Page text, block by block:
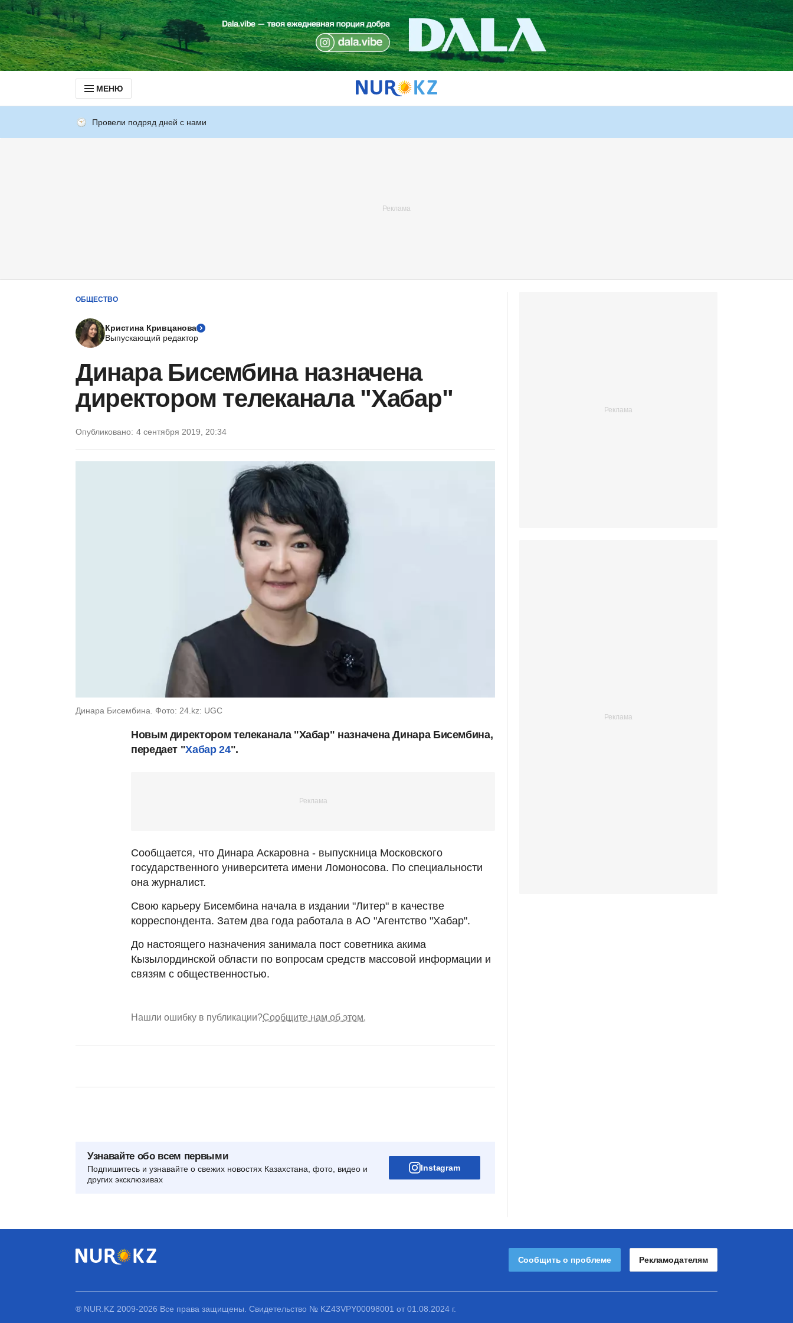
МЕНЮ
Провели подряд дней с нами
ОБЩЕСТВО
Кристина Кривцанова
Выпускающий редактор
Динара Бисембина назначена
директором телеканала "Хабар"
Опубликовано: 4 сентября 2019, 20:34
Динара Бисембина. Фото: 24.kz: UGC
Новым директором телеканала "Хабар" назначена Динара Бисембина,
передает "Хабар 24".
Сообщается, что Динара Аскаровна - выпускница Московского
государственного университета имени Ломоносова. По специальности
она журналист.
Свою карьеру Бисембина начала в издании "Литер" в качестве
корреспондента. Затем два года работала в АО "Агентство "Хабар".
До настоящего назначения занимала пост советника акима
Кызылординской области по вопросам средств массовой информации и
связям с общественностью.
Нашли ошибку в публикации?Сообщите нам об этом.
Узнавайте обо всем первыми
Подпишитесь и узнавайте о свежих новостях Казахстана, фото, видео и
других эксклюзивах
Instagram
Сообщить о проблеме Рекламодателям
® NUR.KZ 2009-2026 Все права защищены. Свидетельство № KZ43VPY00098001 от 01.08.2024 г.